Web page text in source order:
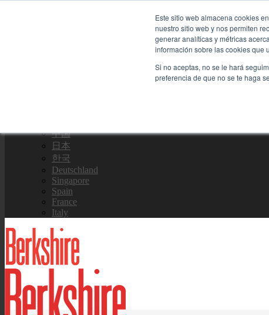
Este sitio web almacena cookies
nuestro sitio web y nos permiten
generar analíticas y métricas
información sobre las cookies que
Si no aceptas, no se le hará
preferencia de que no se te haga
中国
日本
한국
Deutschland
Singapore
Spain
France
Italy